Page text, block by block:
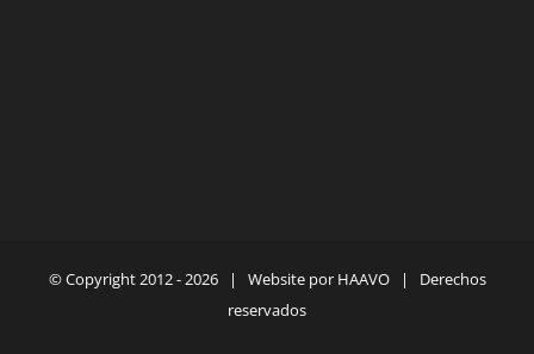
© Copyright 2012 -2026 | Website por HAAVO| Derechos
reservados